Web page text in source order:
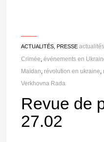
ACTUALITÉS, PRESSE
Crimée événements en
Maïdan
révolution en ukraine
Verkhovna Rada
Revue de
27.02